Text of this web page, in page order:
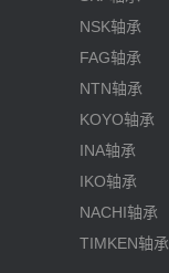
NSK轴承
FAG轴承
NTN轴承
KOYO轴承
INA轴承
IKO轴承
NACHI轴承
TIMKEN轴承